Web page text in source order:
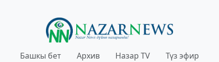
Башкы бет Архив Назар TV Түз эфир